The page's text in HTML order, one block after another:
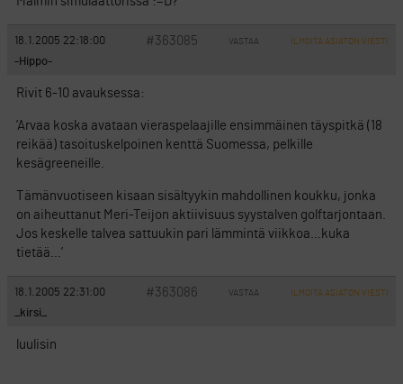
18.1.2005 22:18:00 #363085 VASTAA ILMOITA ASIATON VIESTI
-Hippo-
Rivit 6-10 avauksessa:
’Arvaa koska avataan vieraspelaajille ensimmäinen täyspitkä (18
reikää) tasoituskelpoinen kenttä Suomessa, pelkille
kesägreeneille.
Tämänvuotiseen kisaan sisältyykin mahdollinen koukku, jonka
on aiheuttanut Meri-Teijon aktiivisuus syystalven golftarjontaan.
Jos keskelle talvea sattuukin pari lämmintä viikkoa…kuka
tietää…’
18.1.2005 22:31:00 #363086 VASTAA ILMOITA ASIATON VIESTI
_kirsi_
luulisin